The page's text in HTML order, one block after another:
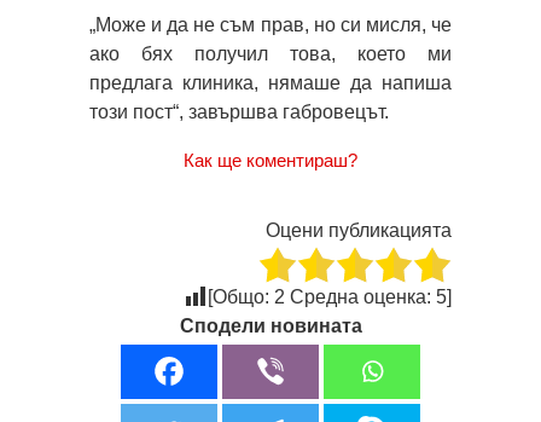
„Може и да не съм прав, но си мисля, че
ако бях получил това, което ми
предлага клиника, нямаше да напиша
този пост“, завършва габровецът.
Как ще коментираш?
Оцени публикацията
[Общо: 2 Средна оценка: 5]
Сподели новината